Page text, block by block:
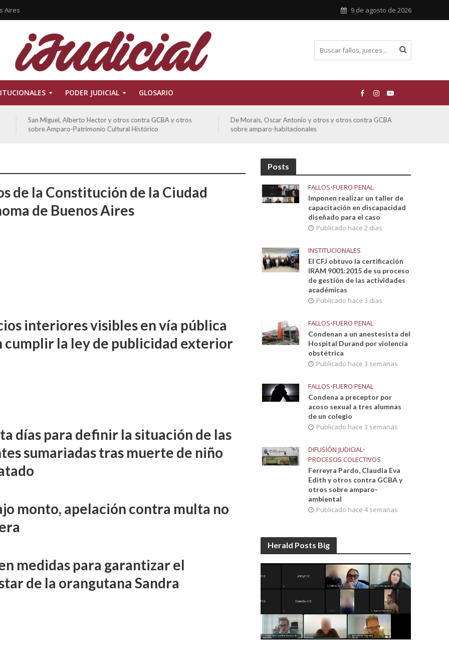
Aires 9 de agosto de 2026
PODER JUDICIAL GLOSARIO
De Morais, Oscar Antonio y otros y otros contra GCBA
sobre amparo-habitacionales
Ferreyra Pardo, Claudia Eva Edith y otros contra GCBA y
otros sobre amparo-ambiental
de la Constitución de la Ciudad
de Buenos Aires
interiores visibles en vía pública
cumplir la ley de publicidad exterior
días para definir la situación de las
sumariadas tras muerte de niño
monto, apelación contra multa no
medidas para garantizar el
de la orangutana Sandra
Posts
FALLOS•FUERO PENAL
Imponen realizar un taller de
capacitación en discapacidad
diseñado para el caso
Publicado hace 2 días
INSTITUCIONALES
El CFJ obtuvo la certificación
IRAM 9001:2015 de su proceso
de gestión de las actividades
académicas
Publicado hace 3 días
FALLOS•FUERO PENAL
Condenan a un anestesista del
Hospital Durand por violencia
obstétrica
Publicado hace 3 semanas
FALLOS•FUERO PENAL
Condena a preceptor por
acoso sexual a tres alumnas
de un colegio
Publicado hace 3 semanas
DIFUSIÓN JUDICIAL•
PROCESOS COLECTIVOS
Ferreyra Pardo, Claudia Eva
Edith y otros contra GCBA y
otros sobre amparo-
ambiental
Publicado hace 4 semanas
Herald Posts Big